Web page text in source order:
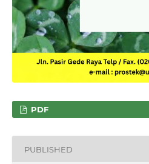
PDF
PUBLISHED